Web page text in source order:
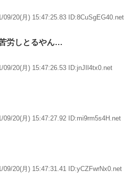
09/20(月) 15:47:25.83 ID:8CuSgEG40.net
労しとるやん…
09/20(月) 15:47:26.53 ID:jnJIl4tx0.net
09/20(月) 15:47:27.92 ID:mi9rm5s4H.net
09/20(月) 15:47:31.41 ID:yCZFwrNx0.net